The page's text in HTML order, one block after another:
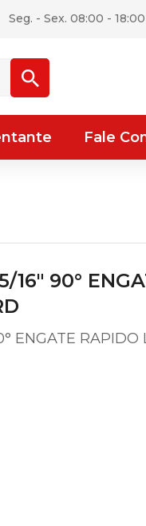
Seg. - Sex. 08:00 -
Fale
16″ 90°
ENGATE